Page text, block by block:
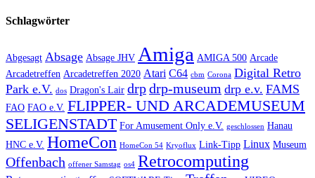
Schlagwörter
Abgesagt Absage Absage JHV Amiga AMIGA 500 Arcade
Arcadetreffen Arcadetreffen 2020 Atari C64 cbm Corona Digital Retro
Park e.V. dos Dragon's Lair drpdrp-museum drp e.v. FAMS
FAO FAO e.V. FLIPPER- UND ARCADEMUSEUM
SELIGENSTADT For Amusement Only e.V. geschlossen Hanau
HNC e.V. HomeCon HomeCon 54 Kryoflux Link-Tipp Linux Museum
Offenbach offener Samstag os4 Retrocomputing